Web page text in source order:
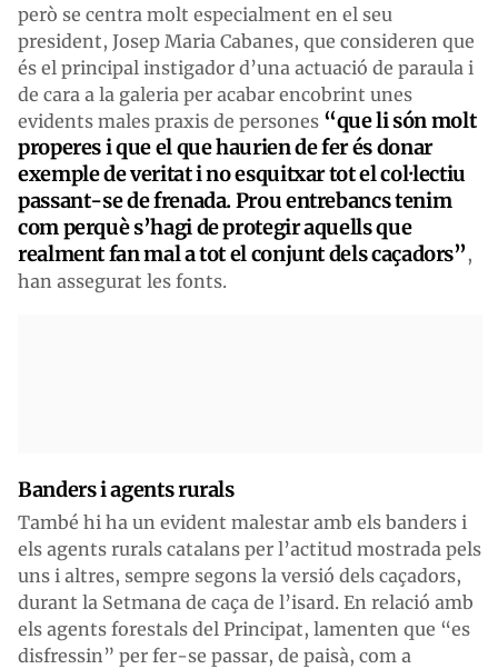
però se centra molt especialment en el seu
president, Josep Maria Cabanes, que consideren que
és el principal instigador d’una actuació de paraula i
de cara a la galeria per acabar encobrint unes
evidents males praxis de persones “que li són molt
properes i que el que haurien de fer és donar
exemple de veritat i no esquitxar tot el col·lectiu
passant-se de frenada. Prou entrebancs tenim
com perquè s’hagi de protegir aquells que
realment fan mal a tot el conjunt dels caçadors”,
han assegurat les fonts.
Banders i agents rurals
També hi ha un evident malestar amb els banders i
els agents rurals catalans per l’actitud mostrada pels
uns i altres, sempre segons la versió dels caçadors,
durant la Setmana de caça de l’isard. En relació amb
els agents forestals del Principat, lamenten que “es
disfressin” per fer-se passar, de paisà, com a